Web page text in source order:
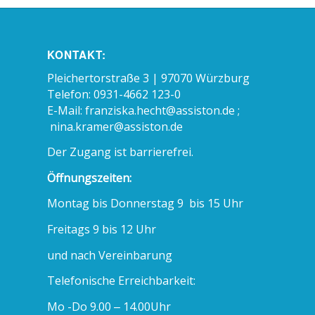
Krebsberatungsstelle Würzburg der Bayerischen
Krebsgesellschaft e. V. und der Domschule
zurück zur Übersicht
KONTAKT:
Pleichertorstraße 3 | 97070 Würzburg
Telefon: 0931-4662 123-0
E-Mail: franziska.hecht@assiston.de ;
nina.kramer@assiston.de
Der Zugang ist barrierefrei.
Öffnungszeiten:
Montag bis Donnerstag 9 bis 15 Uhr
Freitags 9 bis 12 Uhr
und nach Vereinbarung
Telefonische Erreichbarkeit:
Mo -Do 9.00 – 14.00Uhr